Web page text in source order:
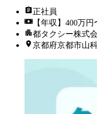
正社員
【年収】400万
都タクシー株式
京都府京都市山